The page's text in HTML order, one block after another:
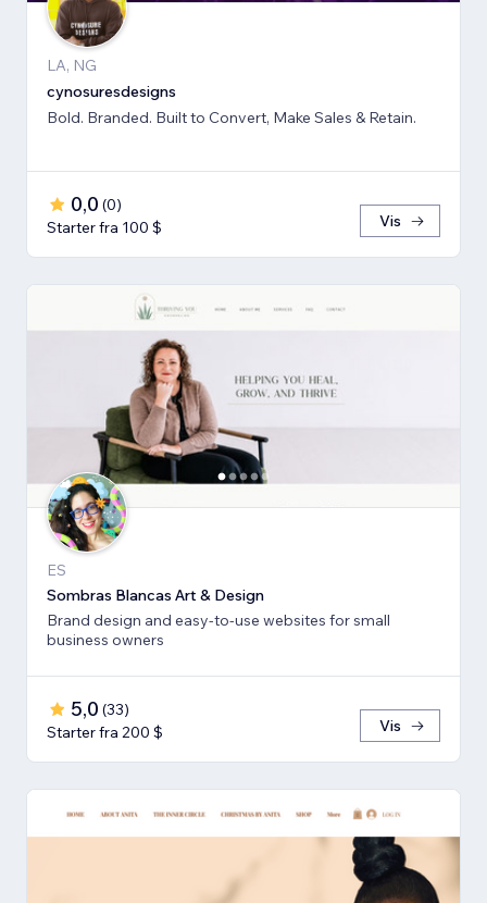
LA, NG
cynosuresdesigns
Bold. Branded. Built to Convert, Make Sales & Retain.
0,0 (0)
Starter fra 100 $
Vis
ES
Sombras Blancas Art & Design
Brand design and easy-to-use websites for small
business owners
5,0 (33)
Starter fra 200 $
Vis